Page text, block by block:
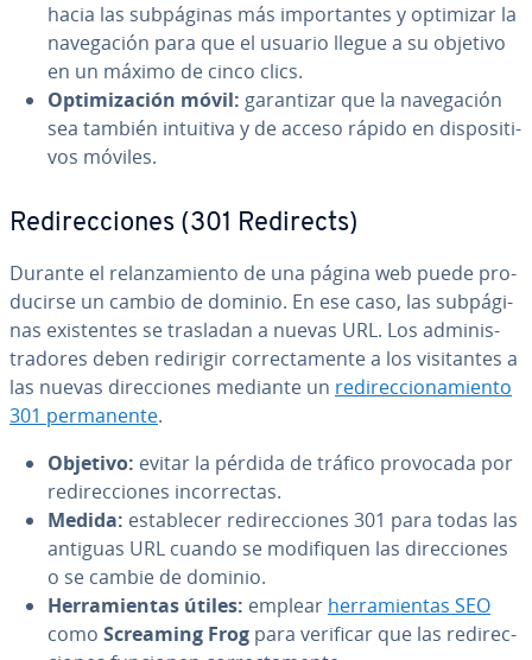
hacia las su­b­pá­gi­nas más im­po­r­ta­n­tes y optimizar la
na­ve­ga­ción para que el usuario llegue a su objetivo
en un máximo de cinco clics.
Op­ti­mi­za­ción móvil: ga­ra­n­ti­zar que la na­ve­ga­ción
sea también intuitiva y de acceso rápido en di­s­po­si­ti­
vos móviles.
Re­di­re­c­cio­nes (301 Redirects)
Durante el re­la­n­za­mie­n­to de una página web puede pro­
du­ci­r­se un cambio de dominio. En ese caso, las su­b­pá­gi­
nas exi­s­te­n­tes se trasladan a nuevas URL. Los ad­mi­ni­s­
tra­do­res deben redirigir co­rre­c­ta­me­n­te a los vi­si­ta­n­tes a
las nuevas di­re­c­cio­nes mediante un re­di­re­c­cio­na­mie­n­to
301 pe­r­ma­ne­n­te.
Objetivo: evitar la pérdida de tráfico provocada por
re­di­re­c­cio­nes in­co­rre­c­tas.
Medida: es­ta­ble­cer re­di­re­c­cio­nes 301 para todas las
antiguas URL cuando se mo­di­fi­quen las di­re­c­cio­nes
o se cambie de dominio.
He­rra­mie­n­tas útiles: emplear he­rra­mie­n­tas SEO
como Screaming Frog para verificar que las re­di­re­c­